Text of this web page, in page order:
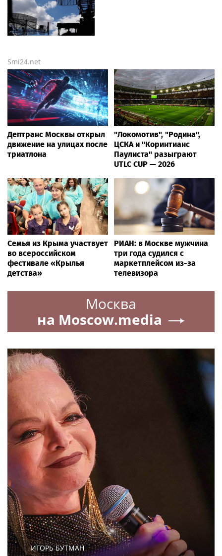
Smi24.net
Дептранс Москвы открыл
движение на улицах после
триатлона
"Локомотив", "Родина",
ЦСКА и "Коринтианс
Паулиста" разыграют
UTLC CUP — 2026
Семья из Крыма участвует
во всероссийском
фестивале «Крылья
детства»
РИАН: в Москве мужчина
три года судился с
маркетплейсом из-за
телевизора
Москва
на Moscow.media
ИГОРЬ БУТМАН